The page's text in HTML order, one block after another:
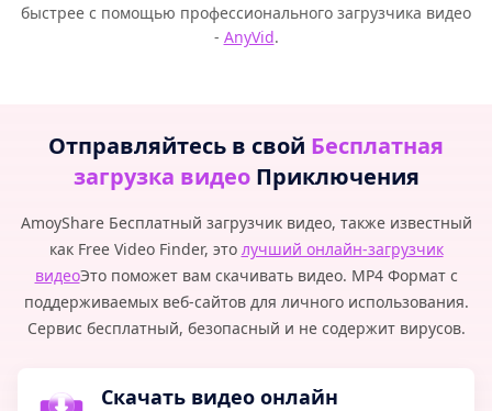
быстрее с помощью профессионального загрузчика видео
- AnyVid.
Отправляйтесь в свой Бесплатная
загрузка видеоПриключения
AmoyShare Бесплатный загрузчик видео, также известный
как Free Video Finder, это лучший онлайн-загрузчик
видеоЭто поможет вам скачивать видео. MP4 Формат с
поддерживаемых веб-сайтов для личного использования.
Сервис бесплатный, безопасный и не содержит вирусов.
Скачать видео онлайн